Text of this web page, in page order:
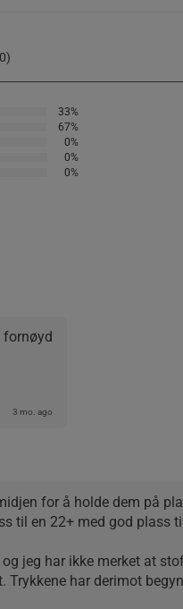
33%
67%
0%
0%
0%
fornøyd
3 mo. ago
for å holde dem på
til en 22+ med god plass
jeg har ikke merket at
Trykkene har derimot